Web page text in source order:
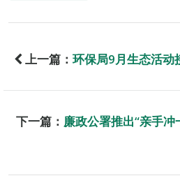
上一篇： 环保局9月生态活动
下一篇： 廉政公署推出“亲手